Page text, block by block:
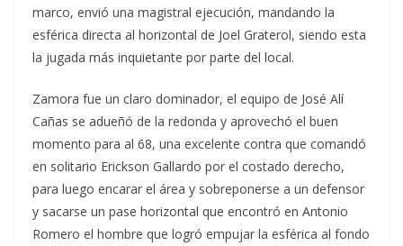
marco, envió una magistral ejecución, mandando la
esférica directa al horizontal de Joel Graterol, siendo esta
la jugada más inquietante por parte del local.
Zamora fue un claro dominador, el equipo de José Alí
Cañas se adueñó de la redonda y aprovechó el buen
momento para al 68, una excelente contra que comandó
en solitario Erickson Gallardo por el costado derecho,
para luego encarar el área y sobreponerse a un defensor
y sacarse un pase horizontal que encontró en Antonio
Romero el hombre que logró empujar la esférica al fondo